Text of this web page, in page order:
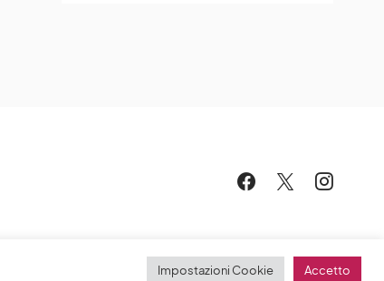
Impostazioni Cookie Accetto